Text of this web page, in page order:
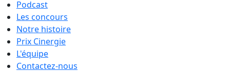
Podcast
Les concours
Notre histoire
Prix Cinergie
L'équipe
Contactez-nous